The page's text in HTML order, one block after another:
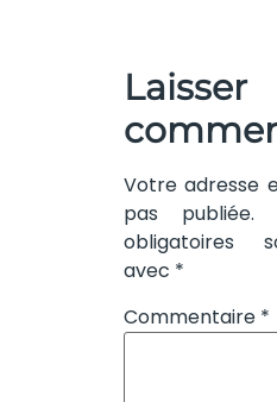
Votre adresse
pas publiée.
obligatoires
avec *
Commentaire *